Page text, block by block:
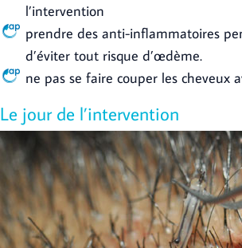
l’intervention
prendre des anti-inflammatoires
d’éviter tout risque d’œdème.
ne pas se faire couper les cheveux
Le jour de l’intervention